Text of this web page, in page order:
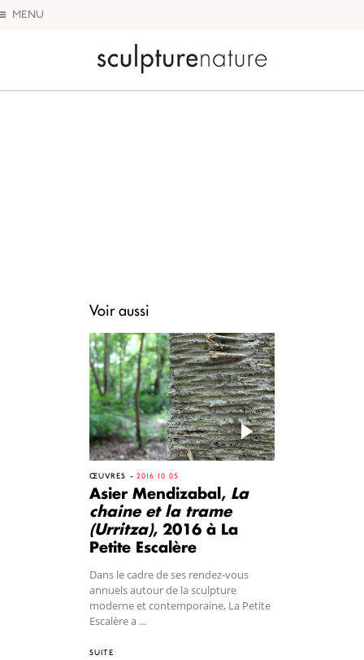
MENU
Voir aussi
ŒUVRES 2016 10 05
Asier Mendizabal, La
chaine et la trame
(Urritza), 2016 à La
Petite Escalère
Dans le cadre de ses rendez-vous
annuels autour de la sculpture
moderne et contemporaine, La Petite
Escalère a ...
SUITE